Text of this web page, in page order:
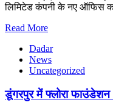
लिमिटेड कंपनी के नए ऑफिस
Read More
Dadar
News
Uncategorized
डूंगरपुर में फ्लोरा